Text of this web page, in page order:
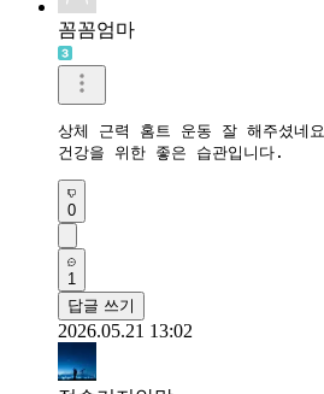
꼼꼼엄마
상체 근력 홈트 운동 잘 해주셨네요
건강을 위한 좋은 습관입니다.
0
1
답글 쓰기
2026.05.21 13:02